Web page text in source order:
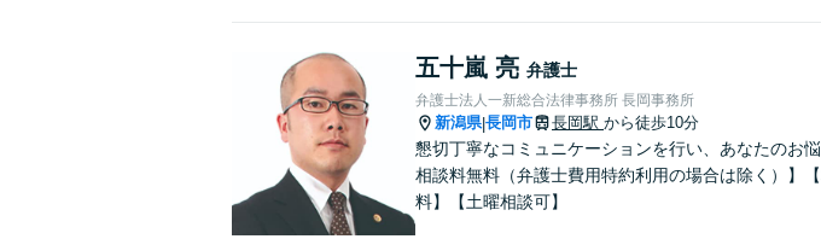
五十嵐 亮 弁護士
弁護士法人一新総合法律事務所 長岡事務所
新潟県|長岡市 長岡駅 から徒歩10分
懇切丁寧なコミュニケーションを行い、あなたのお
相談料無料（弁護士費用特約利用の場合は除く）】
料】【土曜相談可】